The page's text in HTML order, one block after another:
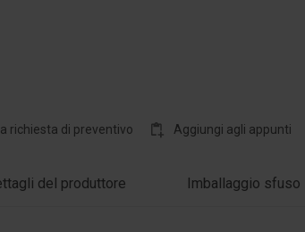
richiesta di preventivo Aggiungi agli appunti
del produttore Imballaggio sfuso